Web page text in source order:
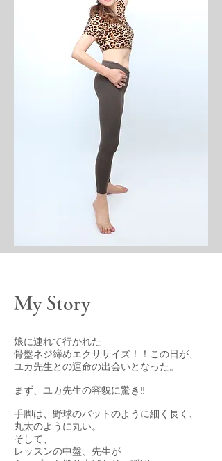
My Story
娘に連れて行かれた
骨盤ネジ締めエクササイズ！！この日が、
ユカ先生との運命の出会いとなった。
まず、ユカ先生の容貌に驚き‼️
手脚は、野球のバットのように細く長く、
丸太のように丸い。
そして、
レッスンの中盤、先生が